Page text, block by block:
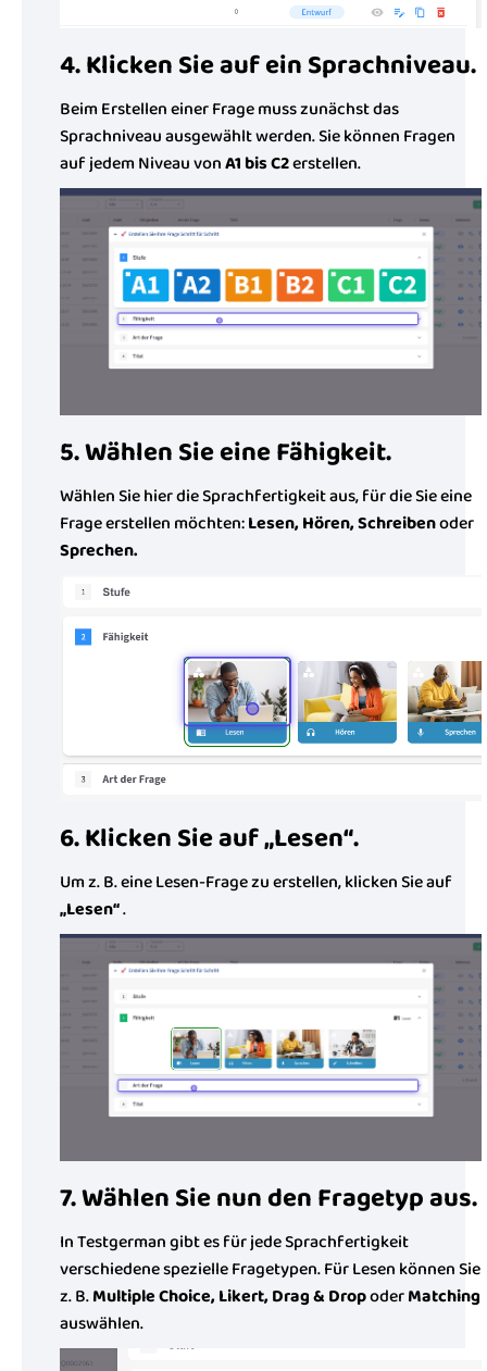
4. Klicken Sie auf ein Sprachniveau.
Beim Erstellen einer Frage muss zunächst das
Sprachniveau ausgewählt werden. Sie können Fragen
auf jedem Niveau vonA1 bis C2erstellen.
5. Wählen Sie eine Fähigkeit.
Wählen Sie hier die Sprachfertigkeit aus, für die Sie eine
Frage erstellen möchten:Lesen, Hören, Schreibenoder
Sprechen.
6. Klicken Sie auf „Lesen“.
Um z. B. eine Lesen-Frage zu erstellen, klicken Sie auf
„Lesen“.
7. Wählen Sie nun den Fragetyp aus.
In Testgerman gibt es für jede Sprachfertigkeit
verschiedene spezielle Fragetypen. Für Lesen können Sie
z. B.Multiple Choice, Likert, Drag & DropoderMatching
auswählen.